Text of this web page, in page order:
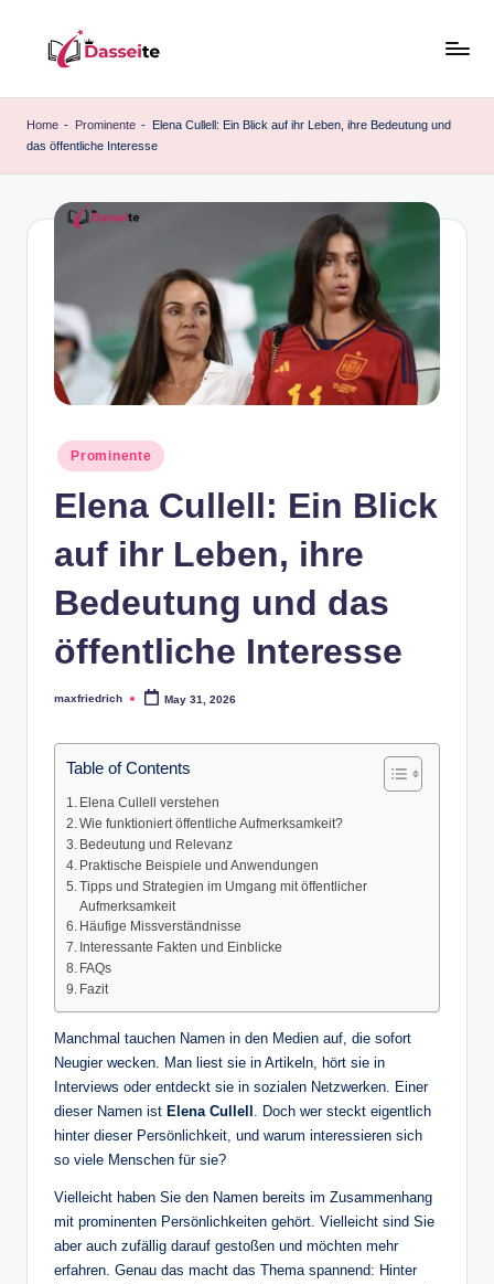
content
a
e
Home - Prominente - Elena Cullell: Ein Blick auf ihr Leben, ihre Bedeutung und
das öffentliche Interesse
Posted
in
Prominente
Elena Cullell: Ein Blick
auf ihr Leben, ihre
Bedeutung und das
öffentliche Interesse
Posted
maxfriedrich May 31, 2026
Table of Contents
Elena Cullell verstehen
Wie funktioniert öffentliche Aufmerksamkeit?
Bedeutung und Relevanz
Praktische Beispiele und Anwendungen
Tipps und Strategien im Umgang mit öffentlicher
Aufmerksamkeit
Häufige Missverständnisse
Interessante Fakten und Einblicke
FAQs
Fazit
Manchmal tauchen Namen in den Medien auf, die sofort
Neugier wecken. Man liest sie in Artikeln, hört sie in
Interviews oder entdeckt sie in sozialen Netzwerken. Einer
dieser Namen ist Elena Cullell . Doch wer steckt eigentlich
hinter dieser Persönlichkeit, und warum interessieren sich
so viele Menschen für sie?
Vielleicht haben Sie den Namen bereits im Zusammenhang
mit prominenten Persönlichkeiten gehört. Vielleicht sind Sie
aber auch zufällig darauf gestoßen und möchten mehr
erfahren. Genau das macht das Thema spannend: Hinter